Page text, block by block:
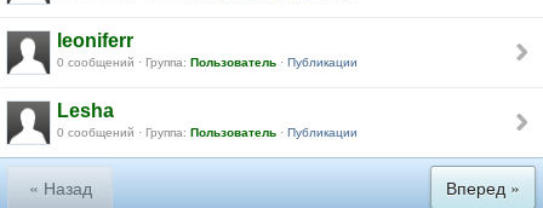
leoniferr
0 сообщений · Группа: Пользователь · Публикации
Lesha
0 сообщений · Группа: Пользователь · Публикации
« Назад Вперед »